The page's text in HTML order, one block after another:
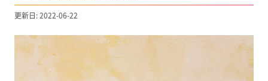
更新日: 2022-06-22